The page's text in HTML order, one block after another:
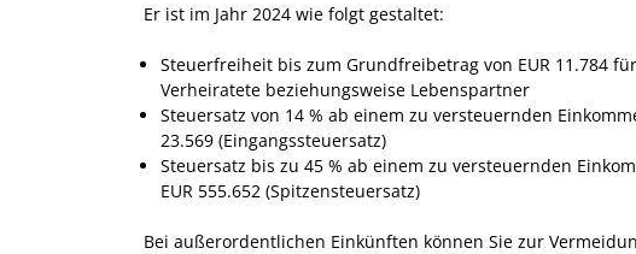
Er ist im Jahr 2024 wie folgt gestaltet:
Steuerfreiheit bis zum Grundfreibetrag von EUR 11.784
Verheiratete beziehungsweise Lebenspartner
Steuersatz von 14 % ab einem zu versteuernden
23.569 (Eingangssteuersatz)
Steuersatz bis zu 45 % ab einem zu versteuernden
EUR 555.652 (Spitzensteuersatz)
Bei außerordentlichen Einkünften können Sie zur